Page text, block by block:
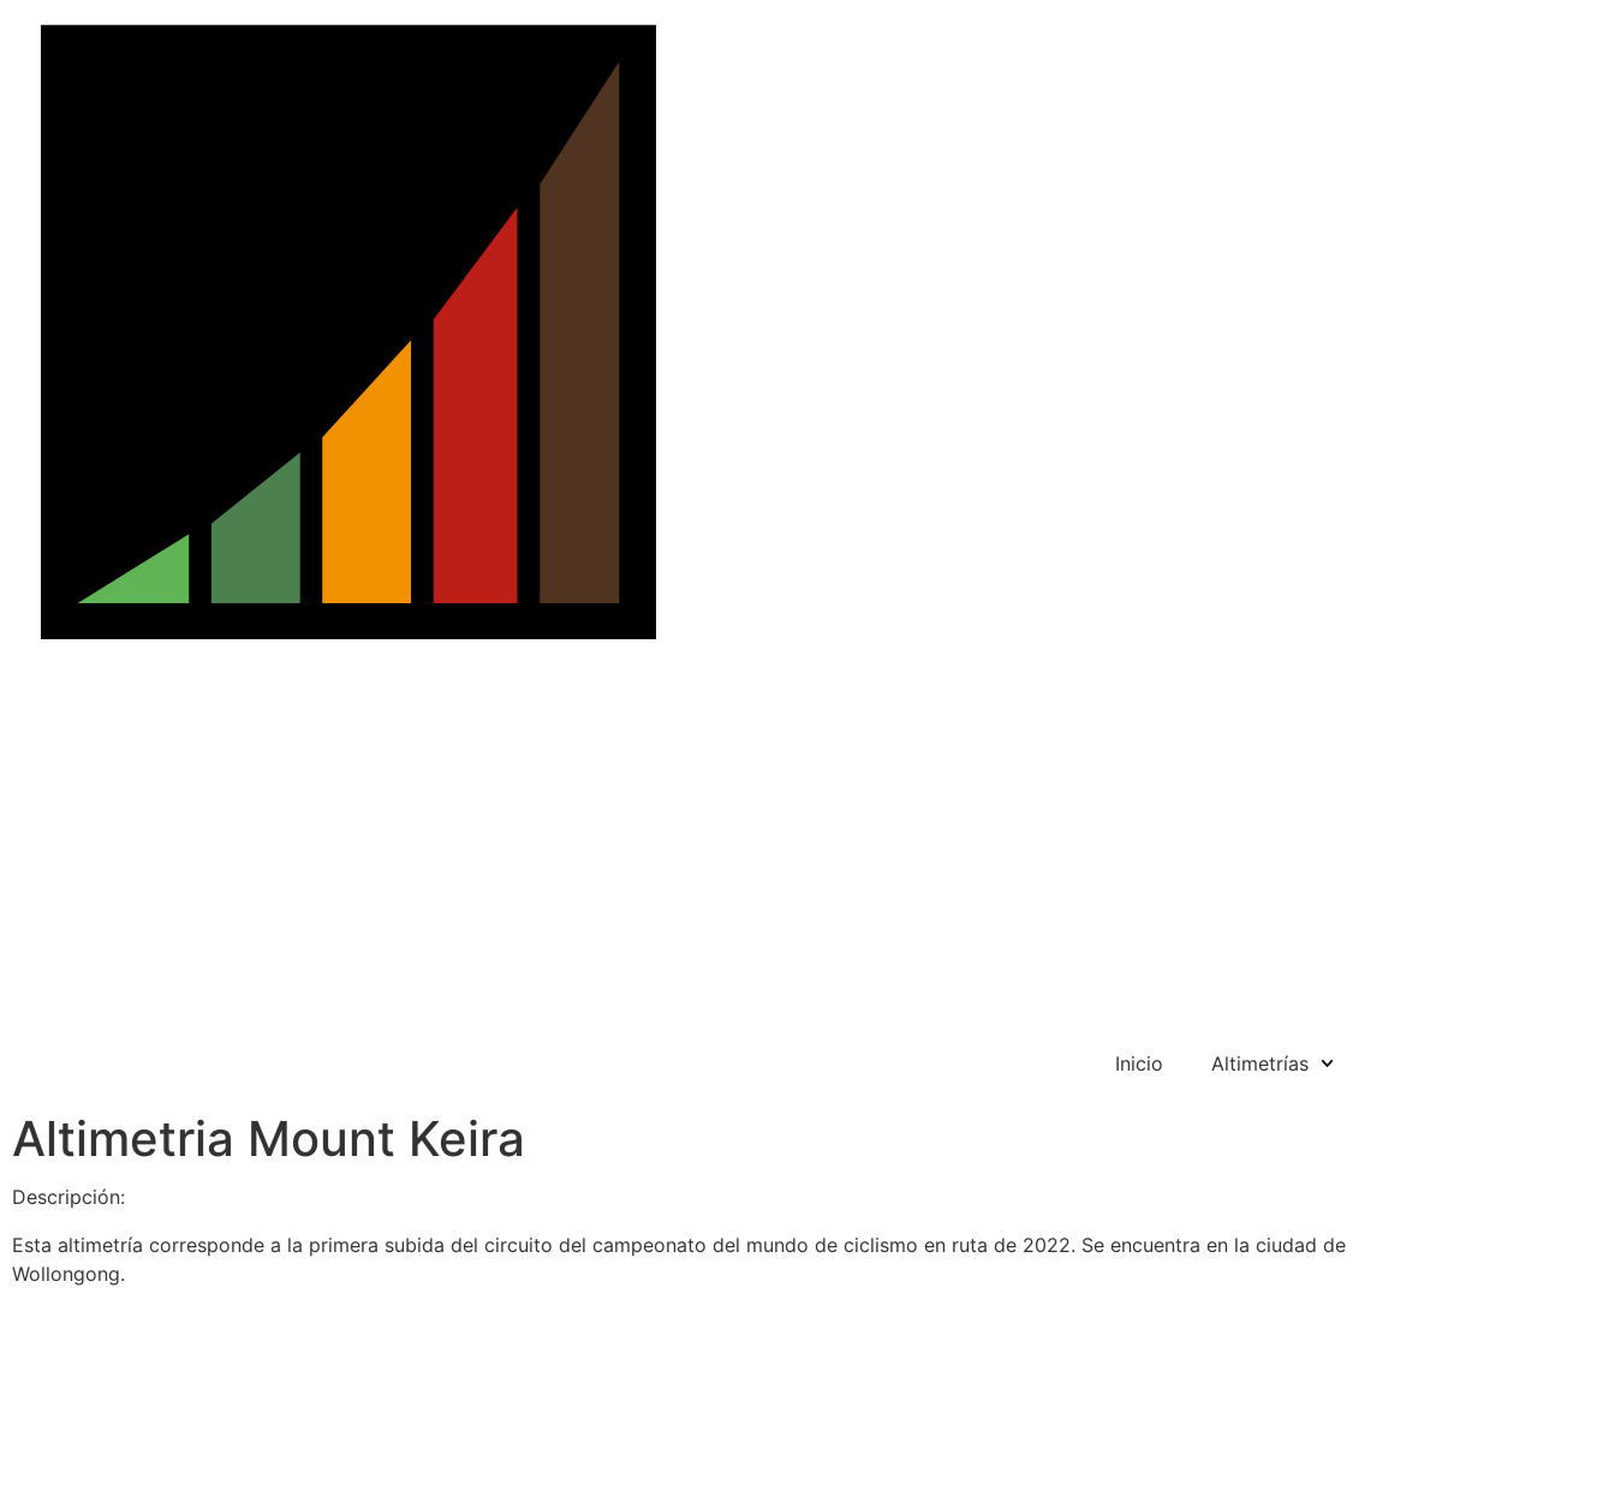
Inicio Altimetrías
Altimetria Mount Keira
Descripción:
Esta altimetría corresponde a la primera subida del circuito del campeonato del mundo de ciclismo en ruta de 2022. Se encuentra en la ciudad de
Wollongong.